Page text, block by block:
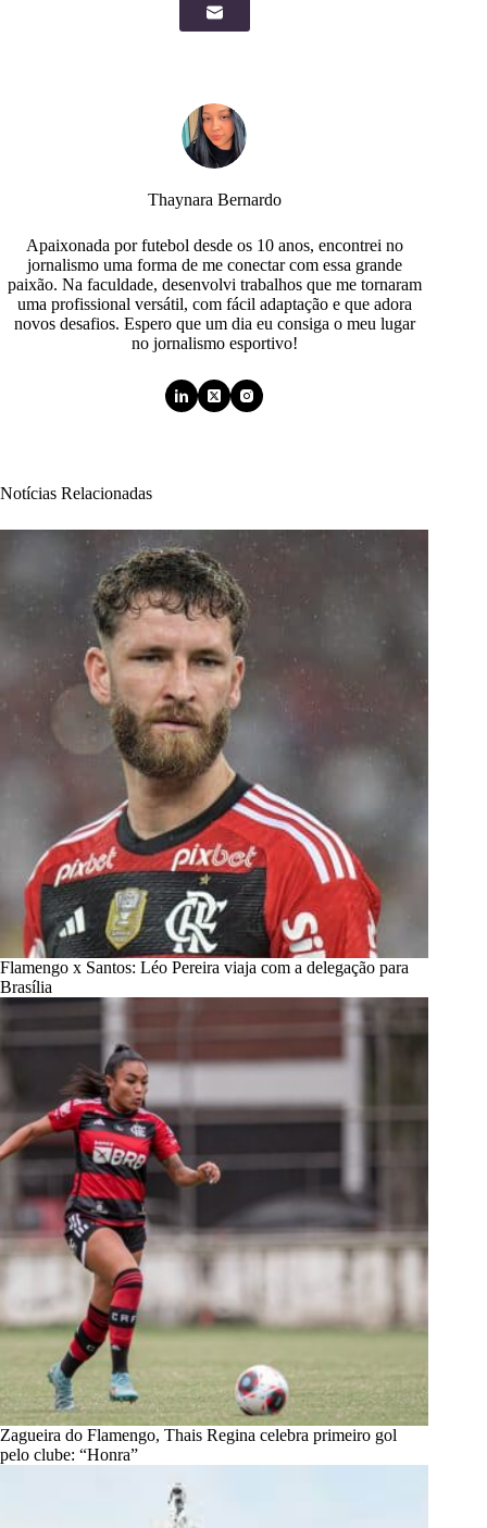
Thaynara Bernardo
Apaixonada por futebol desde os 10 anos, encontrei no
jornalismo uma forma de me conectar com essa grande
paixão. Na faculdade, desenvolvi trabalhos que me tornaram
uma profissional versátil, com fácil adaptação e que adora
novos desafios. Espero que um dia eu consiga o meu lugar
no jornalismo esportivo!
Notícias Relacionadas
Flamengo x Santos: Léo Pereira viaja com a delegação para
Brasília
Zagueira do Flamengo, Thais Regina celebra primeiro gol
pelo clube: “Honra”